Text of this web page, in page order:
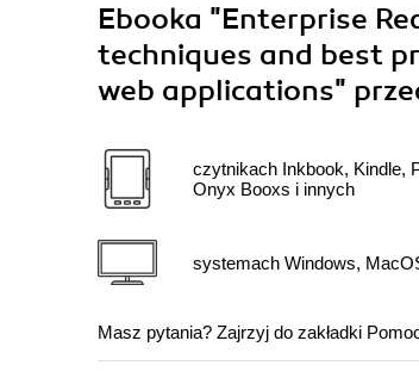
Ebooka "Enterprise
techniques and best
web applications"
czytnikach Inkbook, Kindle,
Onyx Booxs i innych
systemach Windows,
Masz pytania? Zajrzyj do zakładki